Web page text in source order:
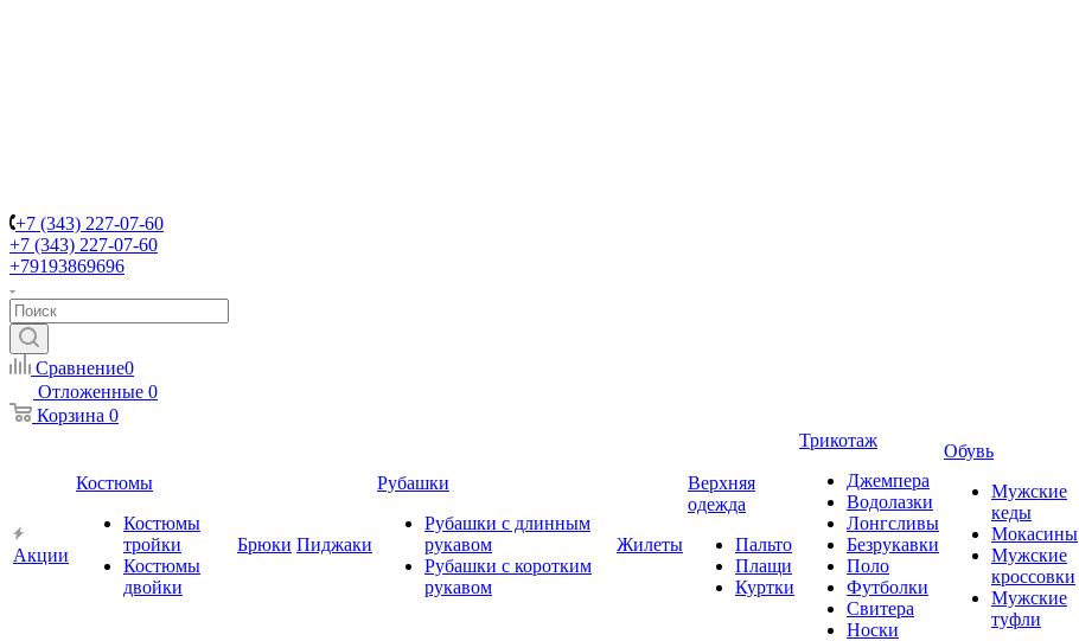
+7 (343) 227-07-60
+7 (343) 227-07-60
+79193869696
Сравнение0
Отложенные 0
Корзина 0
Акции
Костюмы
Костюмы
тройки
Костюмы
двойки
Брюки Пиджаки
Рубашки
Рубашки с длинным
рукавом
Рубашки с коротким
рукавом
Жилеты
Верхняя
одежда
Пальто
Плащи
Куртки
Трикотаж
Джемпера
Водолазки
Лонгсливы
Безрукавки
Поло
Футболки
Свитера
Носки
Обувь
Мужские
кеды
Мокасины
Мужские
кроссовки
Мужские
туфли